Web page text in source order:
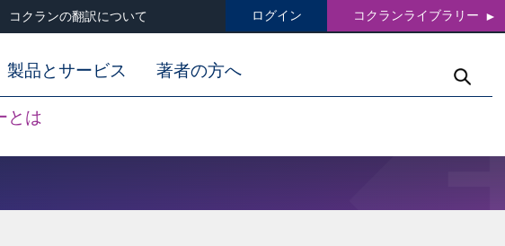
コクランの翻訳について ログイン コクランライブラリー
とは
製品とサービス 著者の方へ